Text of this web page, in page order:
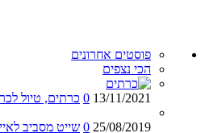
פוסטים אחרונים
הכי נצפים
13/11/2021
0 כרתים, טיול
25/08/2019
0 שייט מסביב